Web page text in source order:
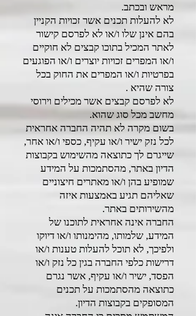
מראש ובכתב.
לא להעלות תכנים אשר זכויות הקניין
בהם אינן שלו ו/או לא לפרסם קישור
לאתר המכיל בתוכו קבצים לא חוקיים
ו/או המפרים זכויות יוצרים ו/או הפוגעים
בפרטיות ו/או המפרים את החוק בכל
צורה שהיא .
לא לפרסם קבצים אשר מכילים וירוסי
מחשב מכל סוג שהוא.
בשום מקרה לא תהיה החברה אחראית
לכל נזק ישיר ו/או עקיף, כספי ו/או אחר,
שייגרם לך כתוצאה מהשימוש בקבוצות
הדיון באתר, מהסתמכות על המידע
שמופיע בהן ו/או מאתרים חיצוניים
שאליהם תגיע באמצעות איזה
מהשירותים באתר.
החברה אינה אחראית לתוכנו של
המידע, שלמותו, מהימנותו ו/או דיוקו
ולפיכך, לא תוכל להעלות טענות ו/או
דרישות כלפי החברה בגין כל נזק ו/או
הפסד, ישיר ו/או עקיף, אשר נגרם
כתוצאה מהסתמכות על תכנים
המסופקים בקבוצות הדיון.